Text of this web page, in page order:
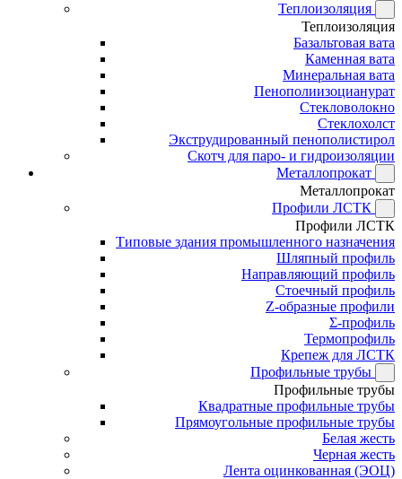
Теплоизоляция
Теплоизоляция
Базальтовая вата
Каменная вата
Минеральная вата
Пенополиизоцианурат
Стекловолокно
Стеклохолст
Экструдированный пенополистирол
Скотч для паро- и гидроизоляции
Металлопрокат
Металлопрокат
Профили ЛСТК
Профили ЛСТК
Типовые здания промышленного назначения
Шляпный профиль
Направляющий профиль
Стоечный профиль
Z-образные профили
Σ-профиль
Термопрофиль
Крепеж для ЛСТК
Профильные трубы
Профильные трубы
Квадратные профильные трубы
Прямоугольные профильные трубы
Белая жесть
Черная жесть
Лента оцинкованная (ЭОЦ)